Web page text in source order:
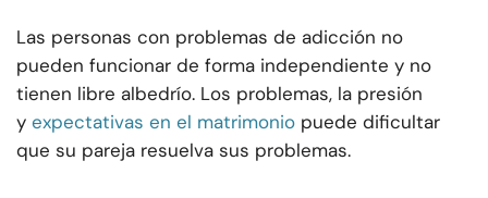
Las personas con problemas de adicción no
pueden funcionar de forma independiente y no
tienen libre albedrío. Los problemas, la presión
y expectativas en el matrimonio puede dificultar
que su pareja resuelva sus problemas.